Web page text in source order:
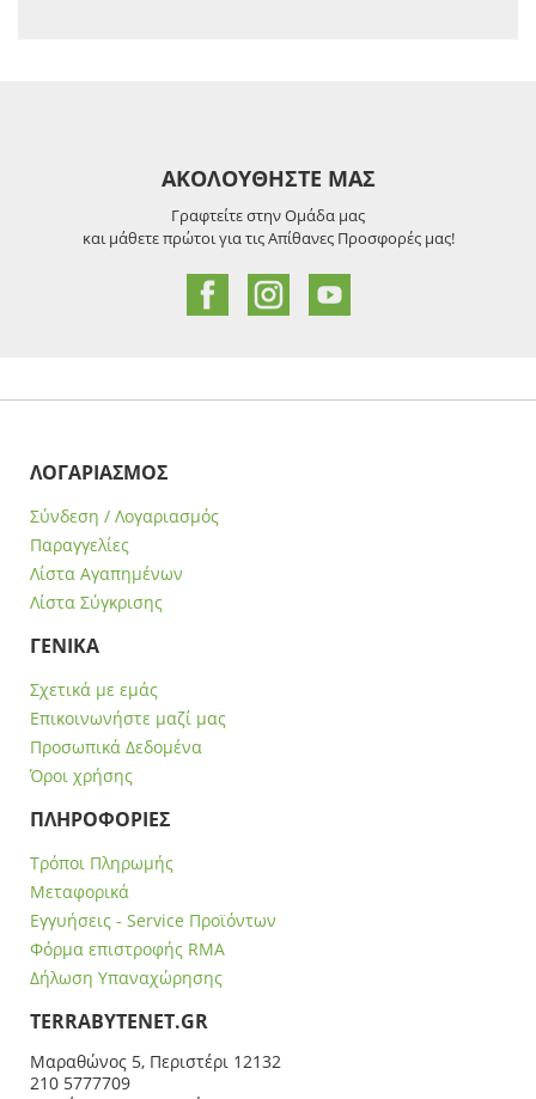
ΑΚΟΛΟΥΘΗΣΤΕ ΜΑΣ
Γραφτείτε στην Ομάδα μας
και μάθετε πρώτοι για τις Απίθανες Προσφορές μας!
ΛΟΓΑΡΙΑΣΜΟΣ
Σύνδεση / Λογαριασμός
Παραγγελίες
Λίστα Αγαπημένων
Λίστα Σύγκρισης
ΓΕΝΙΚΑ
Σχετικά με εμάς
Επικοινωνήστε μαζί μας
Προσωπικά Δεδομένα
Όροι χρήσης
ΠΛΗΡΟΦΟΡΙΕΣ
Τρόποι Πληρωμής
Μεταφορικά
Εγγυήσεις - Service Προϊόντων
Φόρμα επιστροφής RMA
Δήλωση Υπαναχώρησης
ΤERRABYTENET.GR
Μαραθώνος 5, Περιστέρι 12132
210 5777709